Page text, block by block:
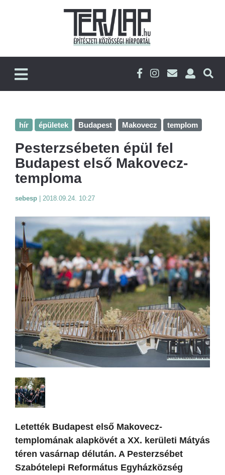
hír épületek Budapest Makovecz templom
Pesterzsébeten épül fel
Budapest első Makovecz-
temploma
sebesp 2018.09.24. 10:27
Letették Budapest első Makovecz-
templomának alapkövét a XX. kerületi Mátyás
téren vasárnap délután. A Pesterzsébet
Szabótelepi Református Egyházközség